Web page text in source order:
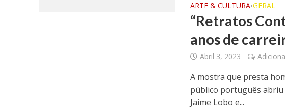
ARTE & CULTURA•GERAL
“Retratos
anos de
Abril 3, 2023
A mostra que presta
público português abriu
Jaime Lobo e...